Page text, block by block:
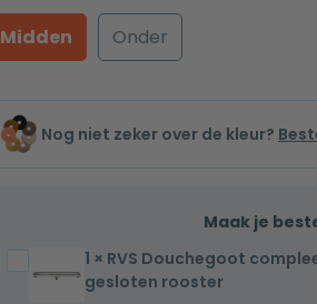
Midden
Onder
Nog niet zeker over de kleur?
Maak je
Douchegoot
1 × RVS Douchegoot
gesloten rooster